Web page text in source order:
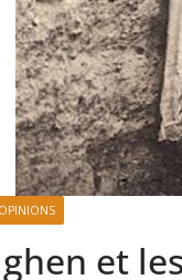
OPINIONS
et